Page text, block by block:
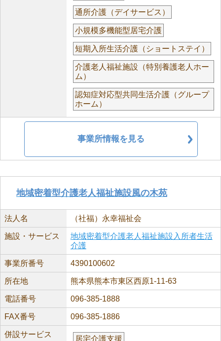
通所介護（デイサービス）
小規模多機能型居宅介護
短期入所生活介護（ショートステイ）
介護老人福祉施設（特別養護老人ホー
ム）
認知症対応型共同生活介護（グループ
ホーム）
事業所情報を見る
地域密着型介護老人福祉施設風の木苑
法人名 （社福）永幸福祉会
施設・サービス
地域密着型介護老人福祉施設入所者生活
介護
事業所番号 4390100602
所在地 熊本県熊本市東区西原1-11-63
電話番号 096-385-1888
FAX番号 096-385-1886
併設サービス
居宅介護支援